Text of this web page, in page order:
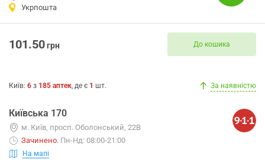
Укрпошта
101.50грн До кошика
Київ: 6 з 185 аптек, де є 1 шт. За наявністю
Київська 170
м. Київ, просп. Оболонський, 22В
Зачинено. Пн-Нд: 08:00-21:00
На мапі